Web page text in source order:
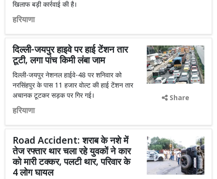
खिलाफ बड़ी कार्रवाई की है।
हरियाणा
दिल्ली-जयपुर हाइवे पर हाई टेंशन तार
टूटी, लगा पांच किमी लंबा जाम
दिल्ली-जयपुर नेशनल हाईवे-48 पर शनिवार को
नरसिंहपुर के पास 11 हजार वोल्ट की हाई टेंशन तार
अचानक टूटकर सड़क पर गिर गई।
हरियाणा
Share
Road Accident: शराब के नशे में
तेज रफ्तार थार चला रहे युवकों ने कार
को मारी टक्कर, पलटी थार, परिवार के
4 लोग घायल